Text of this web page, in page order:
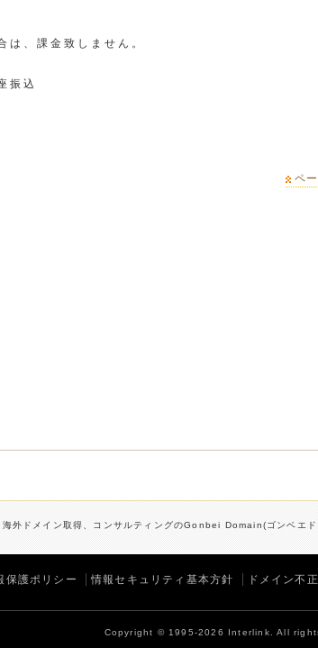
、課金致しません。
振込
ペ
外ドメイン取得、コンサルティングのGonbei Domain(ゴンベエ
保護ポリシー 情報セキュリティ基本方針 ドメイン不
Copyright © 1995-2026 Interlink. All